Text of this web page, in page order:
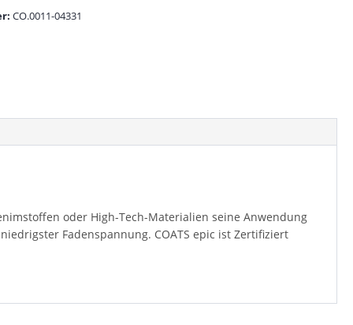
CO.0011-04331
oder High-Tech-Materialien seine Anwendung
Fadenspannung. COATS epic ist Zertifiziert